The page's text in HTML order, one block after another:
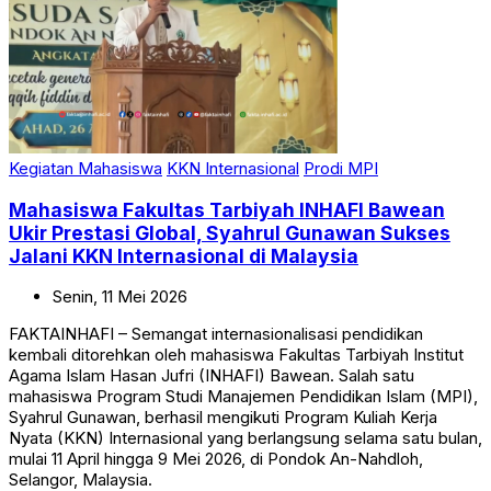
Kegiatan Mahasiswa KKN Internasional Prodi MPI
Mahasiswa Fakultas Tarbiyah INHAFI Bawean
Ukir Prestasi Global, Syahrul Gunawan Sukses
Jalani KKN Internasional di Malaysia
Senin, 11 Mei 2026
FAKTAINHAFI – Semangat internasionalisasi pendidikan
kembali ditorehkan oleh mahasiswa Fakultas Tarbiyah Institut
Agama Islam Hasan Jufri (INHAFI) Bawean. Salah satu
mahasiswa Program Studi Manajemen Pendidikan Islam (MPI),
Syahrul Gunawan, berhasil mengikuti Program Kuliah Kerja
Nyata (KKN) Internasional yang berlangsung selama satu bulan,
mulai 11 April hingga 9 Mei 2026, di Pondok An-Nahdloh,
Selangor, Malaysia.